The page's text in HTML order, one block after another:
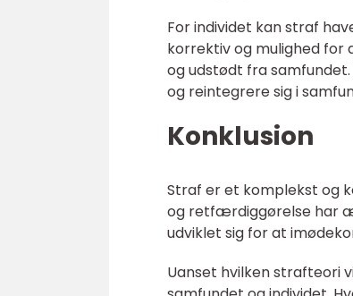
For individet kan straf
korrektiv og mulighed for
og udstødt fra
og reintegrere sig i
Konklusion
Straf er et komplekst og
og retfærdiggørelse har
udviklet sig for at
Uanset hvilken strafteori